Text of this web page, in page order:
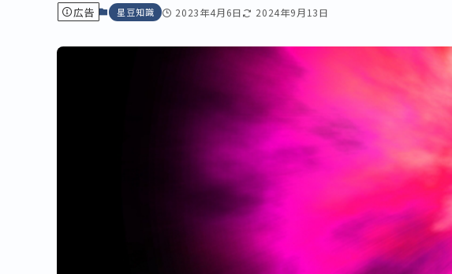
広告 星豆知識 2023年4月6日 2024年9月13日